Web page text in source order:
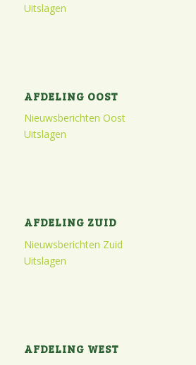
Uitslagen
AFDELING OOST
Nieuwsberichten Oost
Uitslagen
AFDELING ZUID
Nieuwsberichten Zuid
Uitslagen
AFDELING WEST